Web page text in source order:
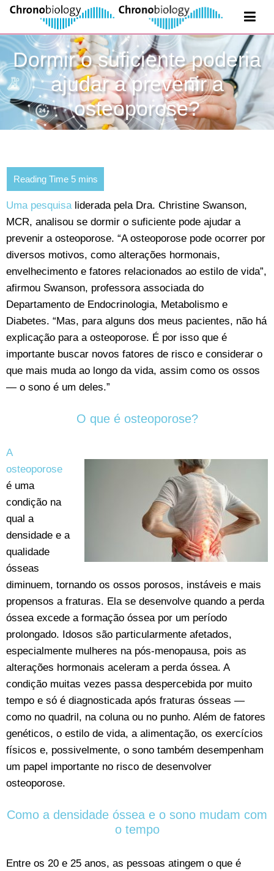
Dormir o suficiente poderia
ajudar a prevenir a
osteoporose?
Uma pesquisaliderada pela Dra. Christine Swanson,
MCR, analisou se dormir o suficiente pode ajudar a
prevenir a osteoporose. “A osteoporose pode ocorrer por
diversos motivos, como alterações hormonais,
envelhecimento e fatores relacionados ao estilo de vida”,
afirmou Swanson, professora associada do
Departamento de Endocrinologia, Metabolismo e
Diabetes. “Mas, para alguns dos meus pacientes, não há
explicação para a osteoporose. É por isso que é
importante buscar novos fatores de risco e considerar o
que mais muda ao longo da vida, assim como os ossos
— o sono é um deles.”
O que é osteoporose?
A
osteoporose
é uma
condição na
qual a
densidade e a
qualidade
ósseas
diminuem, tornando os ossos porosos, instáveis e mais
propensos a fraturas. Ela se desenvolve quando a perda
óssea excede a formação óssea por um período
prolongado. Idosos são particularmente afetados,
especialmente mulheres na pós-menopausa, pois as
alterações hormonais aceleram a perda óssea. A
condição muitas vezes passa despercebida por muito
tempo e só é diagnosticada após fraturas ósseas —
como no quadril, na coluna ou no punho. Além de fatores
genéticos, o estilo de vida, a alimentação, os exercícios
físicos e, possivelmente, o sono também desempenham
um papel importante no risco de desenvolver
osteoporose.
Como a densidade óssea e o sono mudam com
o tempo
Entre os 20 e 25 anos, as pessoas atingem o que é